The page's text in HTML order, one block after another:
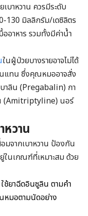
บาหวาน ควรมีระดับ
130 มิลลิกรัม/เดซิลิตร
อาหาร รวมทั้งมีค่าน้ำ
ในผู้ป่วยบางรายอาจไม่ได้
นแทน ซึ่งคุณหมออาจสั่ง
บาลิน (Pregabalin) กา
(Amitriptyline) นอร์
หวาน
อมจากเบาหวาน ป้องกัน
ในเกณฑ์ที่เหมาะสม ด้วย
ช้ยาฉีดอินซูลิน ตามคำ
หมอตามนัดอย่าง